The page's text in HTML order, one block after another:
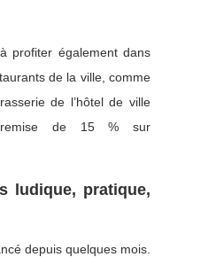
profiter également dans
de la ville, comme
de l’hôtel de ville
remise de 15 % sur
ludique, pratique,
depuis quelques mois.